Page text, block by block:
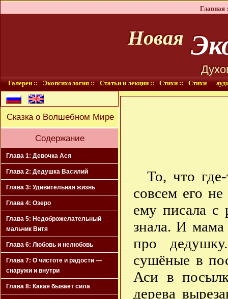
Главная
Новая
Галереи :: Экопсихология :: Статьи и лекции :: Стихи :: Стихи —
Сказка о Волшебном Мире
Содержание
Глава 1: Девочка Ася
Глава 2: Дедушка Василий
Глава 3: Удивительная жизнь
Глава 4: Озеро
Глава 5: Недоброжелательный
мальчик Витя
Глава 6: Любовь и нелюбовь
Глава 7: О чистоте и радости —
снаружи и внутри
Глава 8: Какая бывает сила
То, что
совсем его
ему писала с
знала. И мама
про
сушёные в
Аси в
дерева